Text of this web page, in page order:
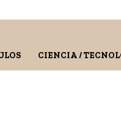
CIENCIA /